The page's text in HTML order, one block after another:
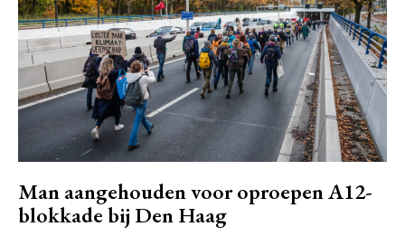
Man aangehouden voor oproepen A12-
blokkade bij Den Haag